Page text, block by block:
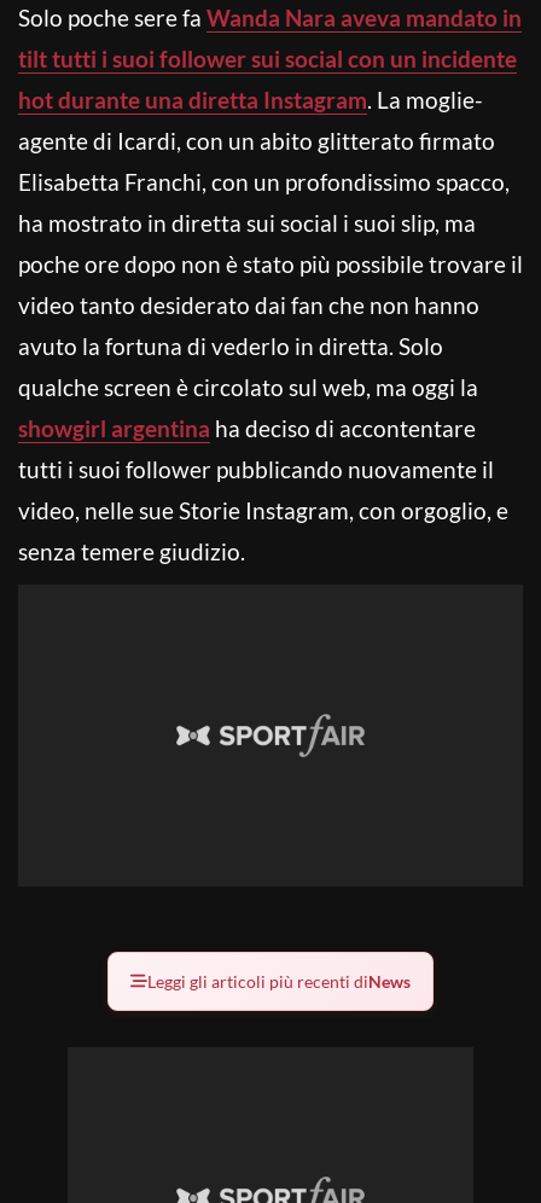
Solo poche sere fa Wanda Nara aveva mandato in
tilt tutti i suoi follower sui social con un incidente
hot durante una diretta Instagram. La moglie-
agente di Icardi, con un abito glitterato firmato
Elisabetta Franchi, con un profondissimo spacco,
ha mostrato in diretta sui social i suoi slip, ma
poche ore dopo non è stato più possibile trovare il
video tanto desiderato dai fan che non hanno
avuto la fortuna di vederlo in diretta. Solo
qualche screen è circolato sul web, ma oggi la
showgirl argentina ha deciso di accontentare
tutti i suoi follower pubblicando nuovamente il
video, nelle sue Storie Instagram, con orgoglio, e
senza temere giudizio.
Leggi gli articoli più recenti diNews